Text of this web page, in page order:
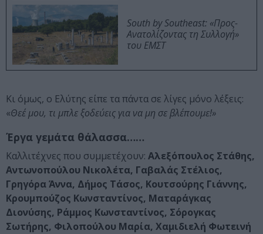
South by Southeast: «Προς-
Ανατολίζοντας τη Συλλογή»
του ΕΜΣΤ
Κι όμως, ο Ελύτης είπε τα πάντα σε λίγες μόνο λέξεις:
«Θεέ μου, τι μπλε ξοδεύεις για να μη σε βλέπουμε!»
Έργα γεμάτα θάλασσα……
Καλλιτέχνες που συμμετέχουν: Αλεξόπουλος Στάθης,
Αντωνοπούλου Νικολέτα, Γαβαλάς Στέλιος,
Γρηγόρα Άννα, Δήμος Τάσος, Κουτσούρης Γιάννης,
Κρουμπούζος Κωνσταντίνος, Ματαράγκας
Διονύσης, Ράμμος Κωνσταντίνος, Σόρογκας
Σωτήρης, Φιλοπούλου Μαρία, Χαμιδιελή Φωτεινή